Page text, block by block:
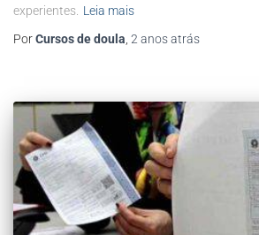
experientes. Leia mais
PorCursos de doula 2 anosatrás